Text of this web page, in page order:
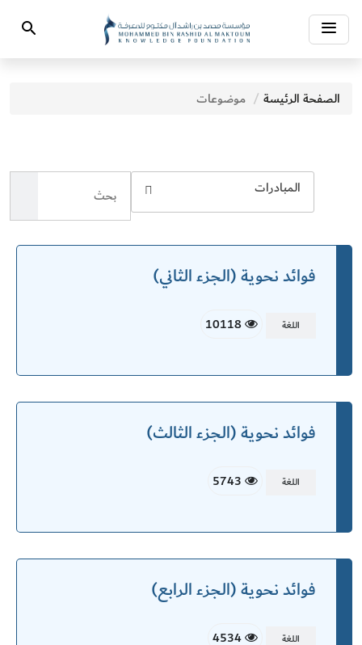
Toggle
navigation
Search
الصفحة الرئيسة موضوعات
المبادرات
فوائد نحوية (الجزء الثاني)
اللغة
فوائد نحوية (الجزء الثالث)
اللغة
فوائد نحوية (الجزء الرابع)
اللغة